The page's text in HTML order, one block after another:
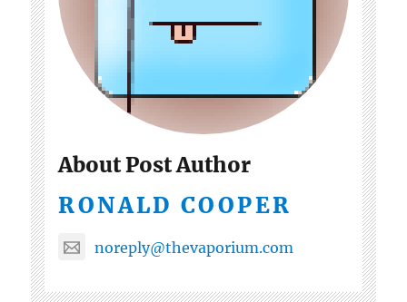
About Post Author
RONALD COOPER
noreply@thevaporium.com